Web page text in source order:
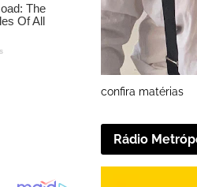
confira matérias
Rádio